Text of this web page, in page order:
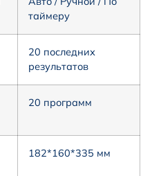
таймеру
20 последних
результатов
20 программ
182*160*335 мм